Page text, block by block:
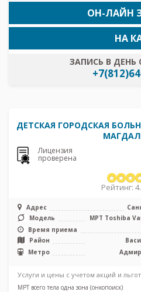
ОН-ЛАЙН
ЗАПИСЬ В
НА
ДЕТСКАЯ ГОРОДСКАЯ
Лицензия
проверена
Рейтинг:
Адрес
Модель
МРТ Toshiba
Время приема
Район
Метро
Услуги и цены с учетом акций и льгот
МРТ всего тела одна зона (онкопоиск)